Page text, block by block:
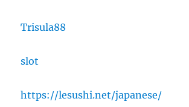
Trisula88
slot
https://lesushi.net/japanese/